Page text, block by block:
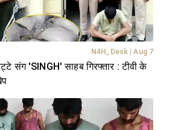
N4H_Desk Aug 7
संग 'SINGH' साहब गिरफ्तार : टीवी के